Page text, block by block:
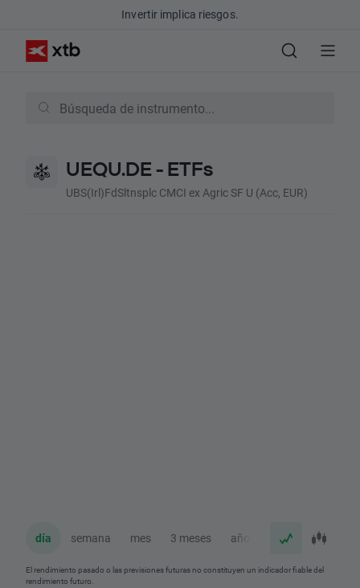
Invertir implica riesgos.
UEQU.DE - ETFs
UBS(Irl)FdSltnsplc CMCI ex Agric SF U (Acc, EUR)
día semana mes 3 meses año
El rendimiento pasado o las previsiones futuras no constituyen un indicador fiable del
rendimiento futuro.